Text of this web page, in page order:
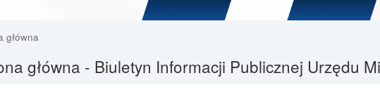
główna
główna - Biuletyn Informacji Publicznej Urzędu